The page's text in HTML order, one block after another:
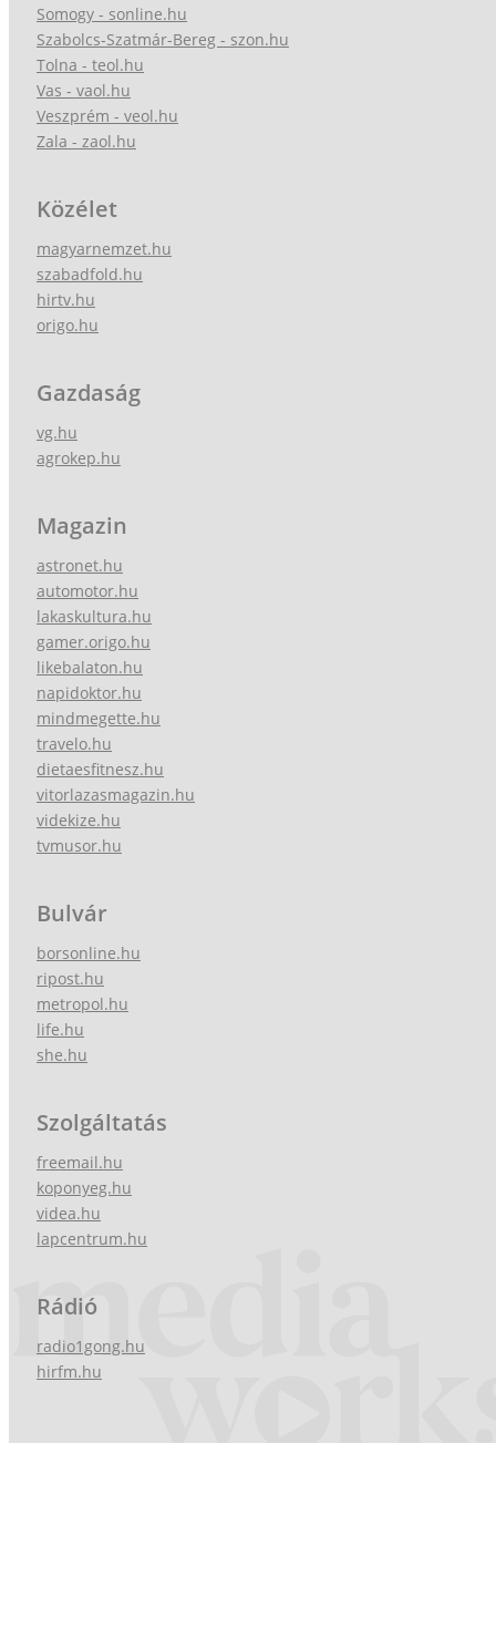
Somogy - sonline.hu
Szabolcs-Szatmár-Bereg - szon.hu
Tolna - teol.hu
Vas - vaol.hu
Veszprém - veol.hu
Zala - zaol.hu
Közélet
magyarnemzet.hu
szabadfold.hu
hirtv.hu
origo.hu
Gazdaság
vg.hu
agrokep.hu
Magazin
astronet.hu
automotor.hu
lakaskultura.hu
gamer.origo.hu
likebalaton.hu
napidoktor.hu
mindmegette.hu
travelo.hu
dietaesfitnesz.hu
vitorlazasmagazin.hu
videkize.hu
tvmusor.hu
Bulvár
borsonline.hu
ripost.hu
metropol.hu
life.hu
she.hu
Szolgáltatás
freemail.hu
koponyeg.hu
videa.hu
lapcentrum.hu
Rádió
radio1gong.hu
hirfm.hu